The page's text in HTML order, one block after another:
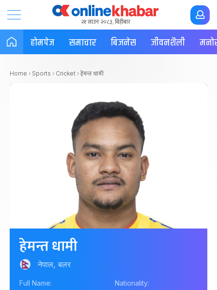
२१ साउन २०८३, बिहीबार
होमपेज समाचार बिजनेस जीवनशैली
Home › Sports › Cricket › हेमन्त धामी
हेमन्त धामी
नेपाल, बलर
Full Name:
Nationality: